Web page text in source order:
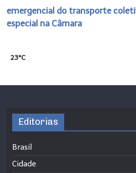
emergencial do transporte
especial na Câmara
23°C
Editorias
Brasil
Cidade